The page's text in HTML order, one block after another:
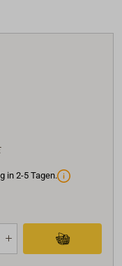
der
(14 GB
Kartenschlitz x 1
in 2-5 Tagen.